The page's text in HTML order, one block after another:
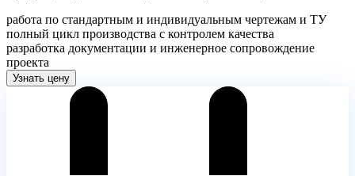
работа по стандартным и индивидуальным чертежам и ТУ
полный цикл производства с контролем качества
разработка документации и инженерное сопровождение
проекта
Узнать цену